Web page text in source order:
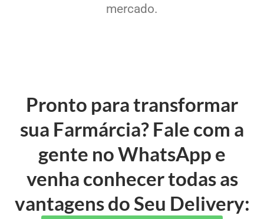
mercado.
Pronto para transformar
sua Farmárcia? Fale com a
gente no WhatsApp e
venha conhecer todas as
vantagens do Seu Delivery: